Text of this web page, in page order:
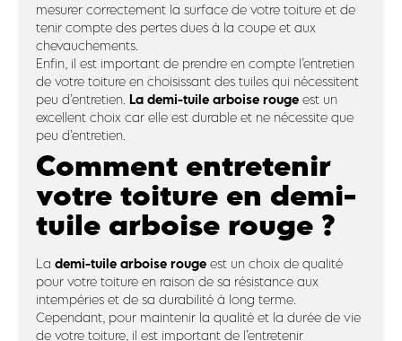
mesurer correctement la surface de votre toiture et de
tenir compte des pertes dues à la coupe et aux
chevauchements.
Enfin, il est important de prendre en compte l’entretien
de votre toiture en choisissant des tuiles qui nécessitent
peu d’entretien. La demi-tuile arboise rouge est un
excellent choix car elle est durable et ne nécessite que
peu d’entretien.
Comment entretenir
votre toiture en demi-
tuile arboise rouge ?
La demi-tuile arboise rouge est un choix de qualité
pour votre toiture en raison de sa résistance aux
intempéries et de sa durabilité à long terme.
Cependant, pour maintenir la qualité et la durée de vie
de votre toiture, il est important de l’entretenir